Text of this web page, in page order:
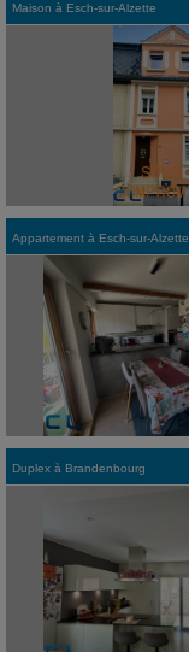
Maison à Esch-sur-Alzette
Appartement à Esch-sur-Alzette
Duplex à Brandenbourg